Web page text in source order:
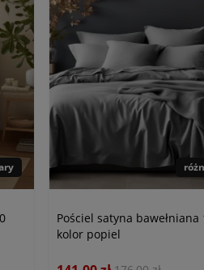
Pościel satyna bawełniana
kolor popiel